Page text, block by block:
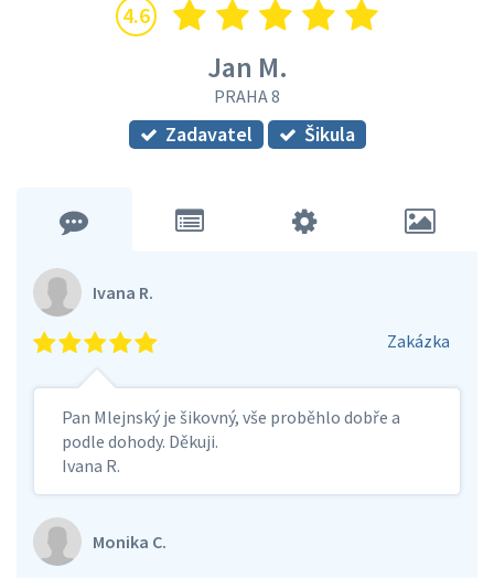
4.6
Jan M.
PRAHA 8
Zadavatel Šikula
Ivana R.
Zakázka
Pan Mlejnský je šikovný, vše proběhlo dobře a
podle dohody. Děkuji.
Ivana R.
Monika C.